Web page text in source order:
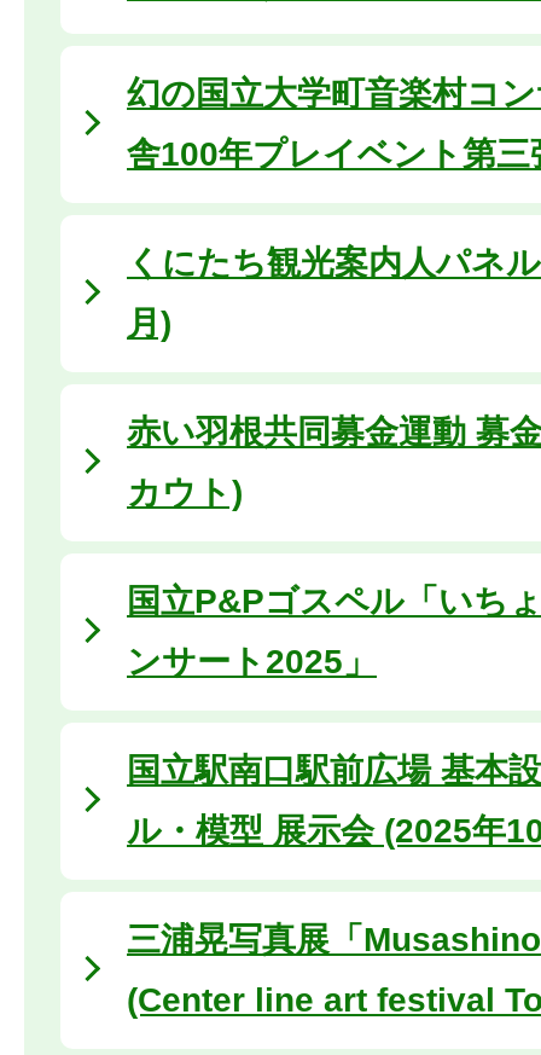
幻の国立大学町音楽村コ
舎100年プレイベント第三
くにたち観光案内人パネ
月)
赤い羽根共同募金運動 募
カウト)
国立P&Pゴスペル「いち
ンサート2025」
国立駅南口駅前広場 基本
ル・模型 展示会 (2025年
三浦晃写真展「
(Center line art festival